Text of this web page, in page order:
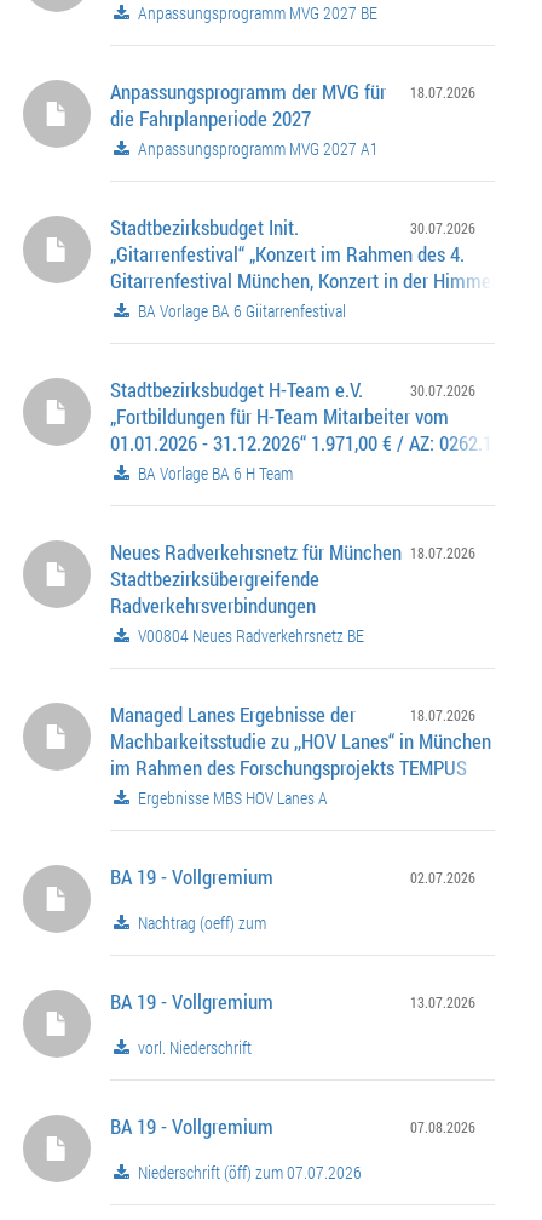
Anpassungsprogramm MVG 2027 BE
18.07.2026
Anpassungsprogramm der MVG für
die Fahrplanperiode 2027
Anpassungsprogramm MVG 2027 A1
30.07.2026
Stadtbezirksbudget Init.
„Gitarrenfestival“ „Konzert im Rahmen des 4.
Gitarrenfestival München, Konzert in der
22.07.2026, Gitarrenfestival vom 21.07.2026 -
BA Vorlage BA 6 Giitarrenfestival
30.07.2026
Stadtbezirksbudget H-Team e.V.
„Fortbildungen für H-Team Mitarbeiter vom
01.01.2026 - 31.12.2026“ 1.971,00 € / AZ: 0262.100-6-
BA Vorlage BA 6 H Team
18.07.2026
Neues Radverkehrsnetz für München
Stadtbezirksübergreifende
Radverkehrsverbindungen
V00804 Neues Radverkehrsnetz BE
18.07.2026
Managed Lanes Ergebnisse der
Machbarkeitsstudie zu ,,HOV Lanes“ in München
im Rahmen des Forschungsprojekts TEMPUS
Ergebnisse MBS HOV Lanes A
02.07.2026
BA 19 - Vollgremium
Nachtrag (oeff) zum
13.07.2026
BA 19 - Vollgremium
vorl. Niederschrift
07.08.2026
BA 19 - Vollgremium
Niederschrift (öff) zum 07.07.2026